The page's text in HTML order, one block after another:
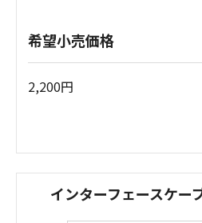
希望小売価格
2,200円
インターフェースケー